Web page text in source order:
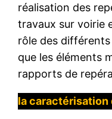
réalisation des
travaux sur voirie
rôle des
que les éléments
rapports de
la caractérisation